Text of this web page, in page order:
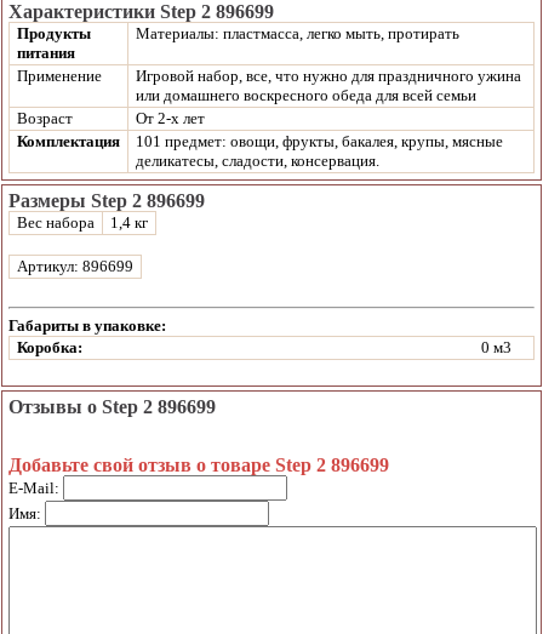
Характеристики Step 2 896699
Продукты
питания
Материалы: пластмасса, легко мыть, протирать
Применение
Игровой набор, все, что нужно для праздничного ужина
или домашнего воскресного обеда для всей семьи
Возраст
От 2-х лет
Комплектация
101 предмет: овощи, фрукты, бакалея, крупы, мясные
деликатесы, сладости, консервация.
Размеры Step 2 896699
Вес набора 1,4 кг
Артикул: 896699
Габариты в упаковке:
Коробка:
0 м3
Отзывы о Step 2 896699
Добавьте свой отзыв о товаре Step 2 896699
E-Mail:
Имя: